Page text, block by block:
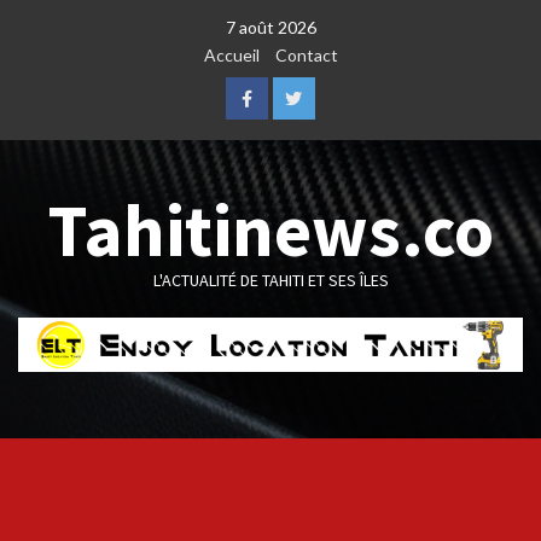
7 août 2026
Accueil
Contact
FacebookTwitter
Tahitinews.co
L'ACTUALITÉ DE TAHITI ET SES ÎLES